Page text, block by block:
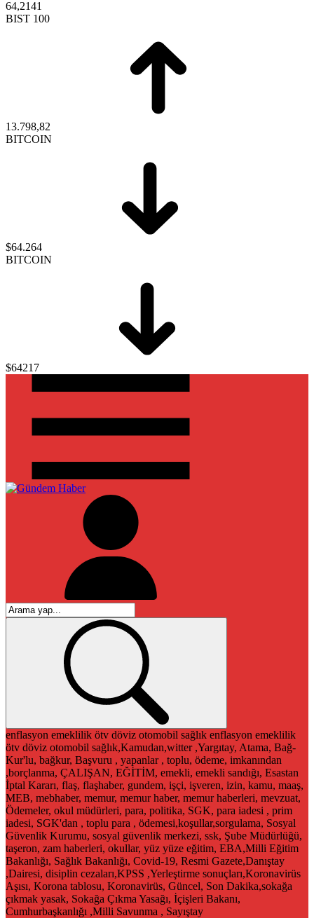
64,2141
BIST 100
13.798,82
BITCOIN
$64.264
BITCOIN
$64217
enflasyon emeklilik ötv döviz otomobil sağlık enflasyon emeklilik
ötv döviz otomobil sağlık,Kamudan,witter ,Yargıtay, Atama, Bağ-
Kur'lu, bağkur, Başvuru , yapanlar , toplu, ödeme, imkanından
,borçlanma, ÇALIŞAN, EĞİTİM, emekli, emekli sandığı, Esastan
İptal Kararı, flaş, flaşhaber, gundem, işçi, işveren, izin, kamu, maaş,
MEB, mebhaber, memur, memur haber, memur haberleri, mevzuat,
Ödemeler, okul müdürleri, para, politika, SGK, para iadesi , prim
iadesi, SGK'dan , toplu para , ödemesi,koşullar,sorgulama, Sosyal
Güvenlik Kurumu, sosyal güvenlik merkezi, ssk, Şube Müdürlüğü,
taşeron, zam haberleri, okullar, yüz yüze eğitim, EBA,Milli Eğitim
Bakanlığı, Sağlık Bakanlığı, Covid-19, Resmi Gazete,Danıştay
,Dairesi, disiplin cezaları,KPSS ,Yerleştirme sonuçları,Koronavirüs
Aşısı, Korona tablosu, Koronavirüs, Güncel, Son Dakika,sokağa
çıkmak yasak, Sokağa Çıkma Yasağı, İçişleri Bakanı,
Cumhurbaşkanlığı ,Milli Savunma , Sayıştay